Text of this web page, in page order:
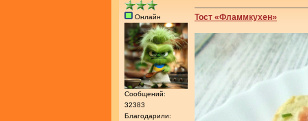
Онлайн
Сообщений:
32383
Благодарили:
Тост «Фламмкухен»